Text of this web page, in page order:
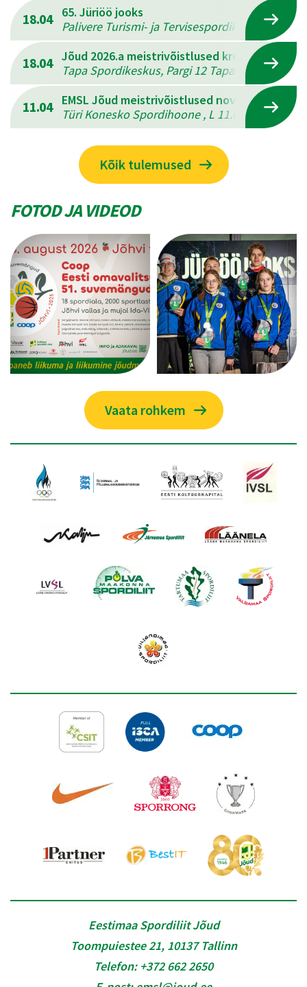
18.04
65. Jüriöö jooks
Palivere Turismi- ja Tervisespordikeskus , L
18.04 Jõud 2026.a meistrivõistlused kreeka-rooma
Tapa Spordikeskus, Pargi 12 Tapal , L
11.04
EMSL Jõud meistrivõistlused novuses
Türi Konesko Spordihoone , L 11.04.2026 - P
Kõik tulemused
FOTOD JA VIDEOD
Vaata rohkem
Eestimaa Spordiliit Jõud
Toompuiestee 21, 10137 Tallinn
Telefon: +372 662 2650